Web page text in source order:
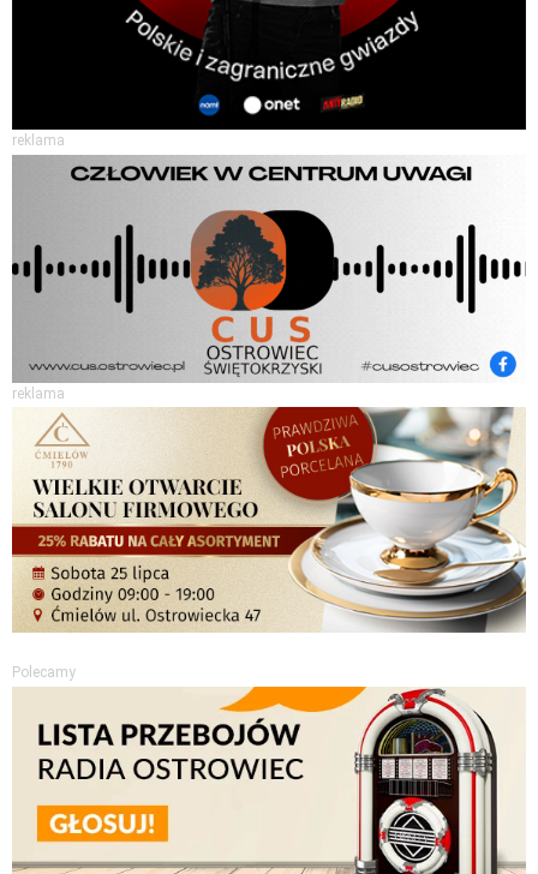
reklama
reklama
Polecamy